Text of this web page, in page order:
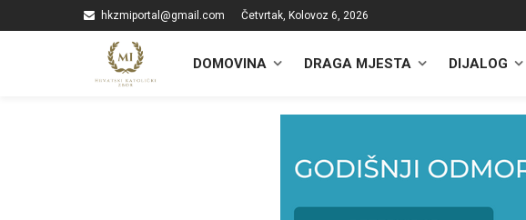
hkzmiportal@gmail.com Četvrtak, Kolovoz 6, 2026
DOMOVINA DRAGA MJESTA DIJALOG